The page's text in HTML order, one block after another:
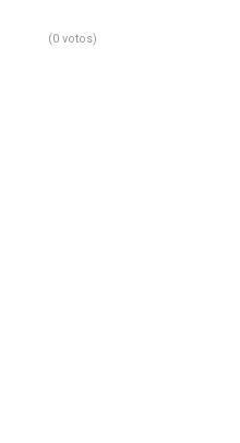
(0 votos)